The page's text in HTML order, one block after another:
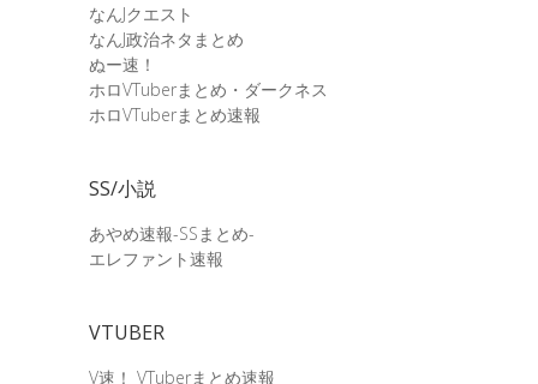
なんJクエスト
なんJ政治ネタまとめ
ぬー速！
ホロVTuberまとめ・ダークネス
ホロVTuberまとめ速報
SS/小説
あやめ速報-SSまとめ-
エレファント速報
VTUBER
V速！ VTuberまとめ速報